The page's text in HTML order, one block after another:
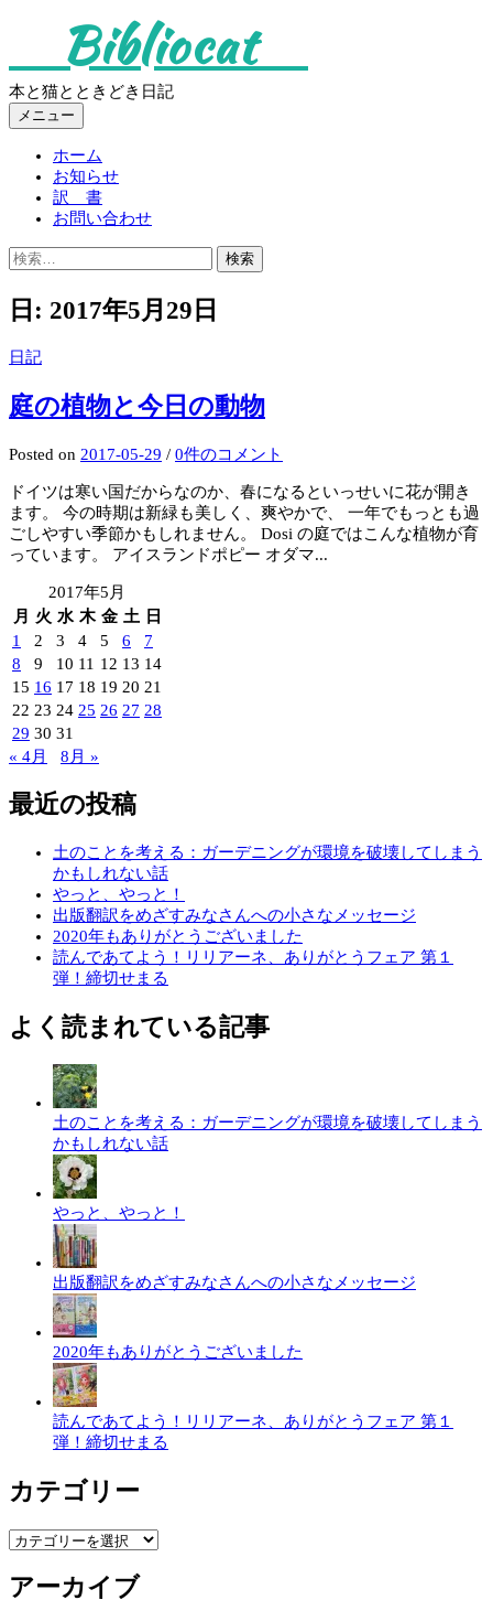
ン
ツ
へ
Bibliocat
本と猫とときどき日記
メニュー
ホーム
お知らせ
訳 書
お問い合わせ
検
索:
日: 2017年5月29日
日記
庭の植物と今日の動物
Posted on 2017-05-29 / 0件のコメント
ドイツは寒い国だからなのか、春になるといっせいに花が開き
ます。 今の時期は新緑も美しく、爽やかで、 一年でもっとも過
ごしやすい季節かもしれません。 Dosi の庭ではこんな植物が育
っています。 アイスランドポピー オダマ...
2017年5月
月
火 水 木 金 土
日
1
2 3 4 5 6
7
8
9 10 11 12 13 14
15 16 17 18 19 20 21
22 23 24 25 26 27 28
29 30 31
« 4月
8月 »
最近の投稿
土のことを考える：ガーデニングが環境を破壊してしまう
かもしれない話
やっと、やっと！
出版翻訳をめざすみなさんへの小さなメッセージ
2020年もありがとうございました
読んであてよう！リリアーネ、ありがとうフェア 第１
弾！締切せまる
よく読まれている記事
土のことを考える：ガーデニングが環境を破壊してしまう
かもしれない話
やっと、やっと！
出版翻訳をめざすみなさんへの小さなメッセージ
2020年もありがとうございました
読んであてよう！リリアーネ、ありがとうフェア 第１
弾！締切せまる
カテゴリー
カ
ゴ
リ
アーカイブ